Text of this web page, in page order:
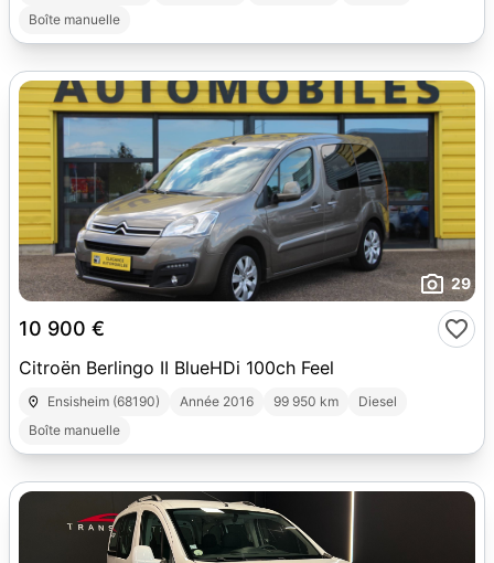
Boîte manuelle
29
10 900 €
Citroën Berlingo II BlueHDi 100ch Feel
Ensisheim (68190) Année 2016 99 950 km
Diesel
Boîte manuelle